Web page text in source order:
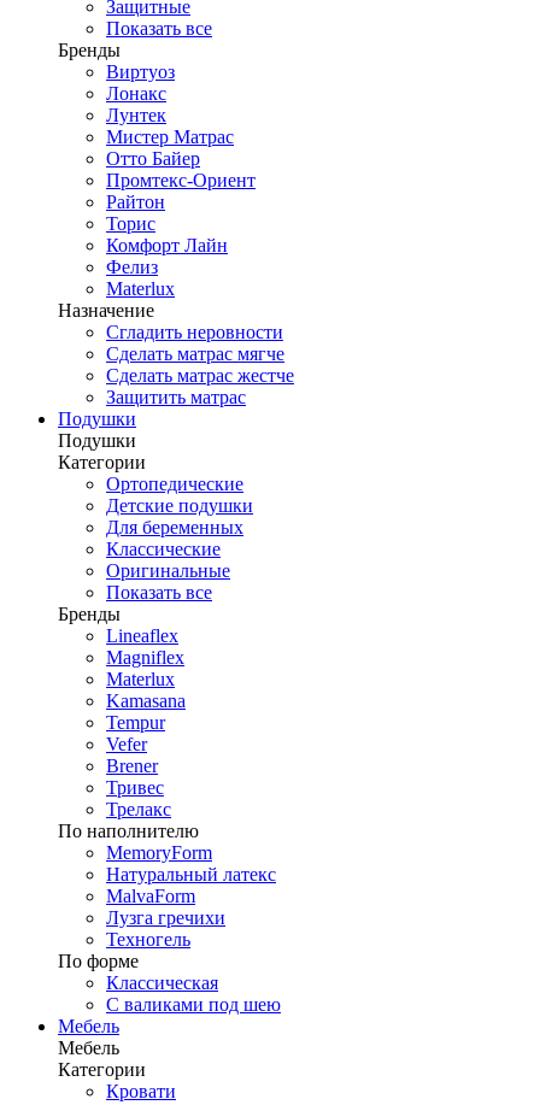
Защитные
Показать все
Бренды
Виртуоз
Лонакс
Лунтек
Мистер Матрас
Отто Байер
Промтекс-Ориент
Райтон
Торис
Комфорт Лайн
Фелиз
Materlux
Назначение
Сгладить неровности
Сделать матрас мягче
Сделать матрас жестче
Защитить матрас
Подушки
Подушки
Категории
Ортопедические
Детские подушки
Для беременных
Классические
Оригинальные
Показать все
Бренды
Lineaflex
Magniflex
Materlux
Kamasana
Tempur
Vefer
Brener
Тривес
Трелакс
По наполнителю
MemoryForm
Натуральный латекс
MalvaForm
Лузга гречихи
Техногель
По форме
Классическая
С валиками под шею
Мебель
Мебель
Категории
Кровати